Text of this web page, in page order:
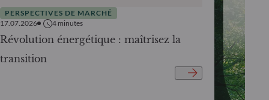
PERSPECTIVES DE MARCHÉ
17.07.2026
4 minutes
Révolution énergétique : maîtrisez la
transition